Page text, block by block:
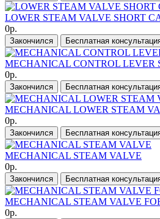
LOWER STEAM VALVE SHORT
0р.
Закончился Бесплатная
MECHANICAL CONTROL LEVER
0р.
Закончился Бесплатная
MECHANICAL LOWER STEAM
0р.
Закончился Бесплатная
MECHANICAL STEAM VALVE
0р.
Закончился Бесплатная
MECHANICAL STEAM VALVE
0р.